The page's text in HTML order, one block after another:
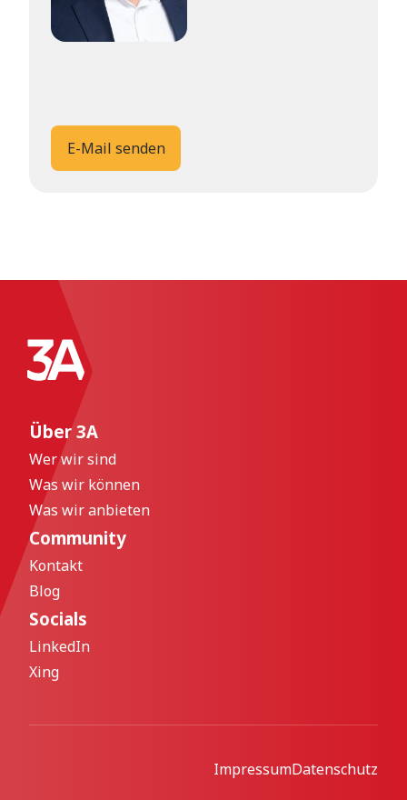
E-Mail senden
Über 3A
Wer wir sind
Was wir können
Was wir anbieten
Community
Kontakt
Blog
Socials
LinkedIn
Xing
ImpressumDatenschutz